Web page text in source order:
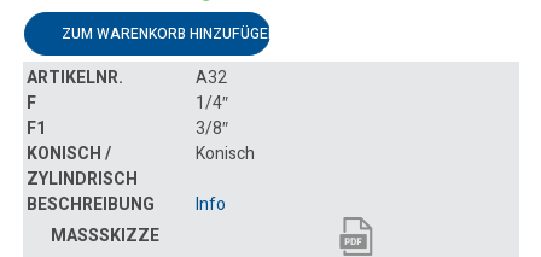
ZUM WARENKORB HINZUFÜGEN
A32
1/4″
3/8″
Konisch
Info